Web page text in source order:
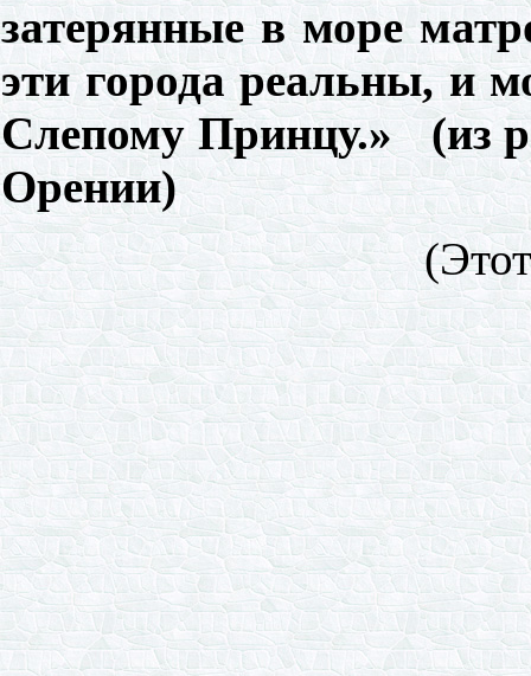
затерянные в море
эти города реальны, и
Слепому Принцу.» (из
Орении)